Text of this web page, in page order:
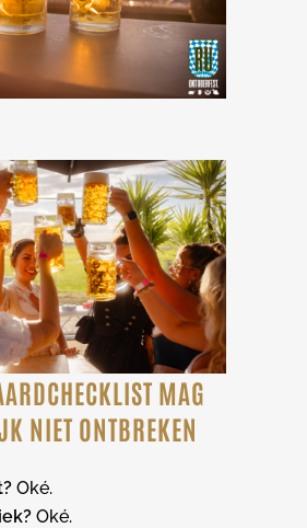
MAG
NIET ONTBREKEN
Oké.
Oké.